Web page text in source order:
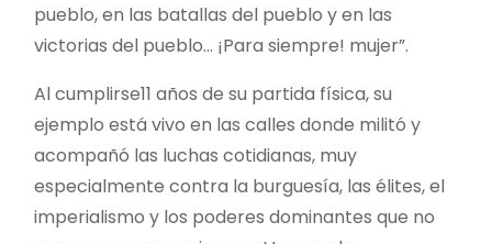
pueblo, en las batallas del pueblo y en las
victorias del pueblo… ¡Para siempre! mujer”.
Al cumplirse11 años de su partida física, su
ejemplo está vivo en las calles donde militó y
acompañó las luchas cotidianas, muy
especialmente contra la burguesía, las élites, el
imperialismo y los poderes dominantes que no